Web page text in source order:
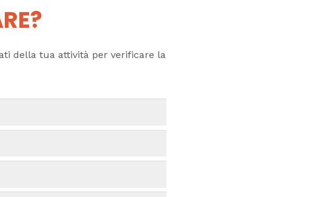
della tua attività per verificare la